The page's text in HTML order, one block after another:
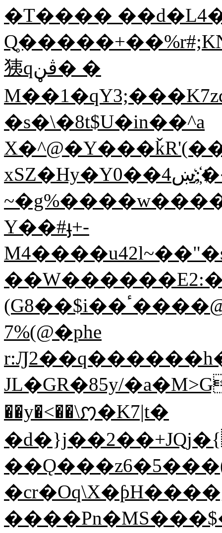
�T����
㹫qڤڼ� �
�s�\�8t$U�in��^a
xSZ�Hy�Үښ4��0;҉��.�|S7փL�h���c�t`��r{�Js��שu&�~�-
Y��#ֈ+-
(G8��$i��ٴ����@n?��?Ҳ�b�7�&GqD`�F
7%(@�phe
JL�GR�85y/
��y�<��\ꩀ�K7|t�